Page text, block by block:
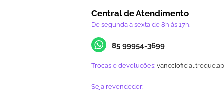
Central de Atendimento
De segunda à sexta de 8h às 17h.
85 99954-3699
Trocas e devoluções:
Seja revendedor: